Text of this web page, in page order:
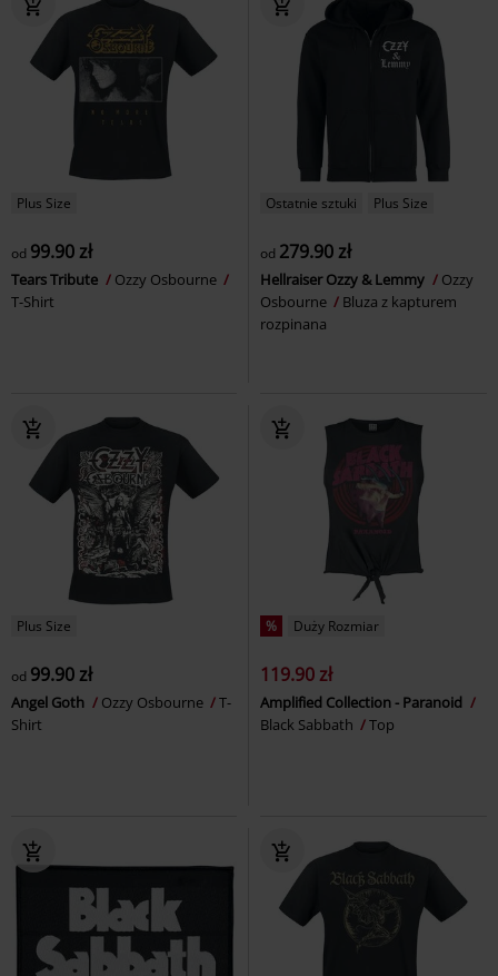
Plus Size
od 99.90 zł
Tears Tribute
Ozzy Osbourne
T-Shirt
Ostatnie sztuki Plus Size
od 279.90 zł
Hellraiser Ozzy & Lemmy
Ozzy
Osbourne
Bluza z kapturem
rozpinana
Plus Size
od 99.90 zł
Angel Goth Ozzy Osbourne
T-
Shirt
% Duży Rozmiar
119.90 zł
Amplified Collection - Paranoid
Black Sabbath
Top